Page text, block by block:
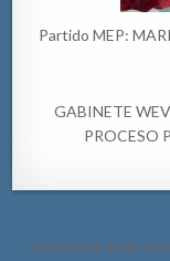
Partido MEP:
GABINETE
PROCESO
Post
← Accidente semi-